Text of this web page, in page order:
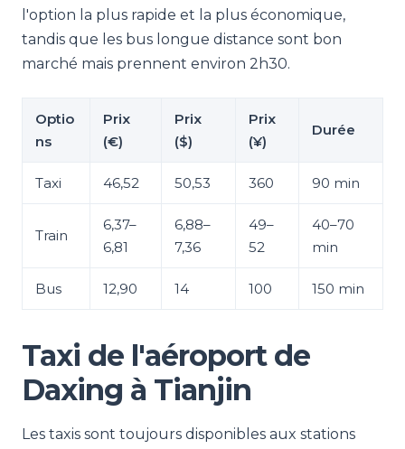
l'option la plus rapide et la plus économique,
tandis que les bus longue distance sont bon
marché mais prennent environ 2h30.
Optio
ns
Prix
(€)
Prix
($)
Prix
(¥)
Durée
Taxi 46,52 50,53 360 90 min
Train
6,37–
6,81
6,88–
7,36
49–
52
40–70
min
Bus 12,90 14 100 150 min
Taxi de l'aéroport de
Daxing à Tianjin
Les taxis sont toujours disponibles aux stations